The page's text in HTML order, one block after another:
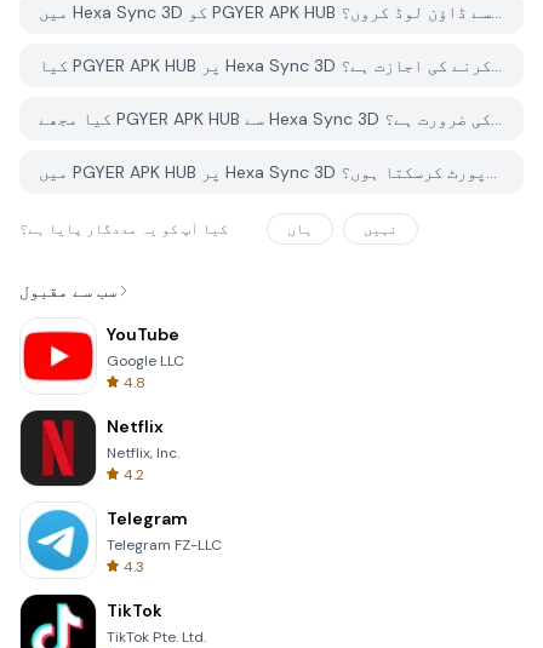
میں Hexa Sync 3D کو PGYER APK HUB سے کیسے ڈاؤن لوڈ کروں؟
کیا PGYER APK HUB پر Hexa Sync 3D کو مفت ڈاؤن لوڈ کرنے کی اجازت ہے؟
کیا مجھے PGYER APK HUB سے Hexa Sync 3D ڈاؤن لوڈ کرنے کے لئے اکاؤنٹ کی ضرورت ہے؟
میں PGYER APK HUB پر Hexa Sync 3D کے ساتھ کوئی مسئلہ کیسے رپورٹ کرسکتا ہوں؟
کیا آپ کو یہ مددگار پایا ہے؟ ہاں نہیں
سب سے مقبول
YouTube
Google LLC
4.8
Netflix
Netflix, Inc.
4.2
Telegram
Telegram FZ-LLC
4.3
TikTok
TikTok Pte. Ltd.